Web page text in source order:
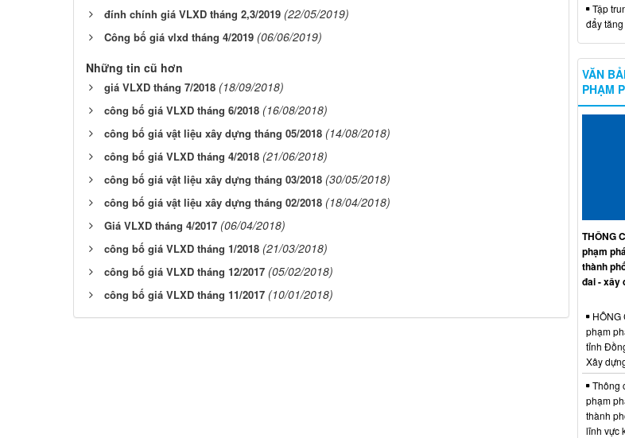
đính chính giá VLXD tháng 2,3/2019 (22/05/2019)
Công bố giá vlxd tháng 4/2019 (06/06/2019)
Những tin cũ hơn
giá VLXD tháng 7/2018 (18/09/2018)
công bố giá VLXD tháng 6/2018 (16/08/2018)
công bố giá vật liệu xây dựng tháng 05/2018 (14/08/2018)
công bố giá VLXD tháng 4/2018 (21/06/2018)
công bố giá vật liệu xây dựng tháng 03/2018 (30/05/2018)
công bố giá vật liệu xây dựng tháng 02/2018 (18/04/2018)
Giá VLXD tháng 4/2017 (06/04/2018)
công bố giá VLXD tháng 1/2018 (21/03/2018)
công bố giá VLXD tháng 12/2017 (05/02/2018)
công bố giá VLXD tháng 11/2017 (10/01/2018)
Tập
đẩy
VĂN
PHẠM
THÔNG
phạm
thành
đai - xây
HÔNG
phạm
tỉnh
Xây
Thông
phạm
thành
lĩnh vực